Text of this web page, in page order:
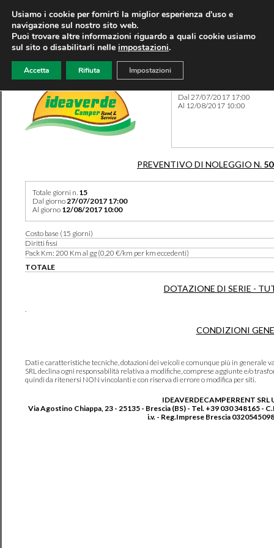
Dal 27/07/2017 17:00
Al 12/08/2017 10:00
PREVENTIVO DI NOLEGGIO N.
Totale giorni n. 15
Dal giorno27/07/2017 17:00
Al giorno 12/08/2017 10:00
Costo base (15 giorni)
Diritti fissi
Pack Km: 200 Km al gg (0,20 €/km per km eccedenti)
TOTALE
DOTAZIONE DI SERIE -
.
CONDIZIONI
Dati e caratteristiche tecniche, dotazioni dei veicoli e comunque più in generale
SRL declina ogni responsabilità relativa a modifiche, comprese aggiunte e/o
quindi da ritenersi NON vincolanti e con riserva di errore o modifica per siti.
IDEAVERDECAMPERRENT SRL
Via Agostino Chiappa, 23 - 25135 - Brescia (BS) - Tel. +39 030 348165 -
i.v. - Reg.Imprese Brescia
Usiamo i cookie per fornirti la miglior esperienza d'uso e
navigazione sul nostro sito web.
Puoi trovare altre informazioni riguardo a quali cookie usiamo
sul sito o disabilitarli nelle impostazioni.
Accetta Rifiuta Impostazioni